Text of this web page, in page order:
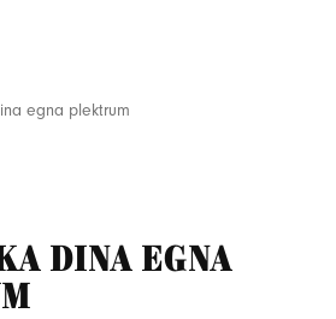
egna plektrum
dina egna